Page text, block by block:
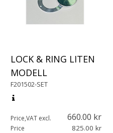
LOCK & RING LITEN
MODELL
F201502-SET
Price,VAT excl. 660.00
Price 825.00